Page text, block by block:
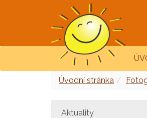
Úvodní stránka
Aktuality